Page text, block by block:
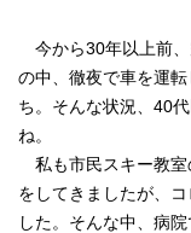
今から30年以上前、
の中、徹夜で車を運
ち。そんな状況、40
ね。
私も市民スキー教室
をしてきましたが、
した。そんな中、病